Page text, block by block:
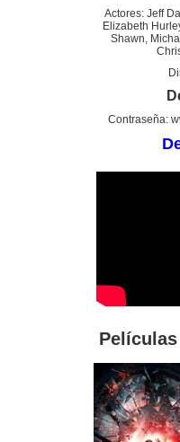
Actores: Jeff
Elizabeth
Shawn,
Contraseña: